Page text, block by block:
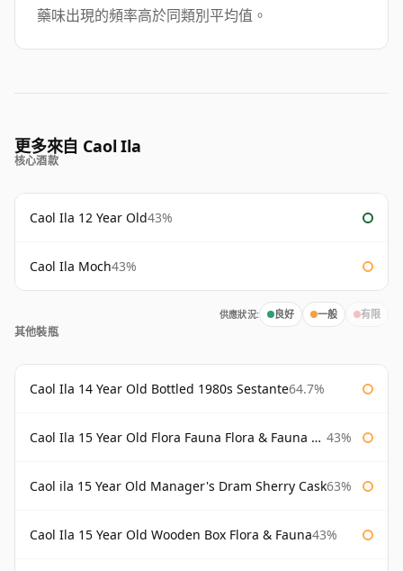
藥味出現的頻率高於同類別平均值。
更多來自 Caol Ila
核心酒款
Caol Ila 12 Year Old43%
Caol Ila Moch43%
供應狀況: 良好 一般 有限
其他裝瓶
Caol Ila 14 Year Old Bottled 1980s Sestante64.7%
Caol Ila 15 Year Old Flora Fauna Flora & Fauna Flora 43%
Caol ila 15 Year Old Manager's Dram Sherry Cask63%
Caol Ila 15 Year Old Wooden Box Flora & Fauna43%